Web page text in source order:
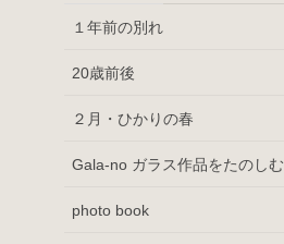
１年前の別れ
20歳前後
２月・ひかりの春
Gala-no ガラス作品をたのしむ
photo book